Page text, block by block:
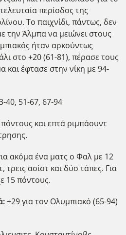
περίοδος της
Το παιχνίδι, πάντως, δεν
την Άλμπα να μειώνει στους
ήταν αρκούντως
στο +20 (61-81), πέρασε τους
και έφτασε στην νίκη με 94-
40, 51-67, 67-94
και επτά ριμπάουντ
ακόμα ένα ματς ο Φαλ με 12
τρεις ασίστ και δύο τάπες. Για
15 πόντους.
+29 για τον Ολυμπιακό (65-94)